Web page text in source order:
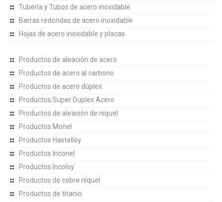
Tubería y Tubos de acero inoxidable
Barras redondas de acero inoxidable
Hojas de acero inoxidable y placas
Productos de aleación de acero
Productos de acero al carbono
Productos de acero dúplex
Productos Super Duplex Acero
Productos de aleación de níquel
Productos Monel
Productos Hastelloy
Productos Inconel
Productos Incoloy
Productos de cobre níquel
Productos de titanio